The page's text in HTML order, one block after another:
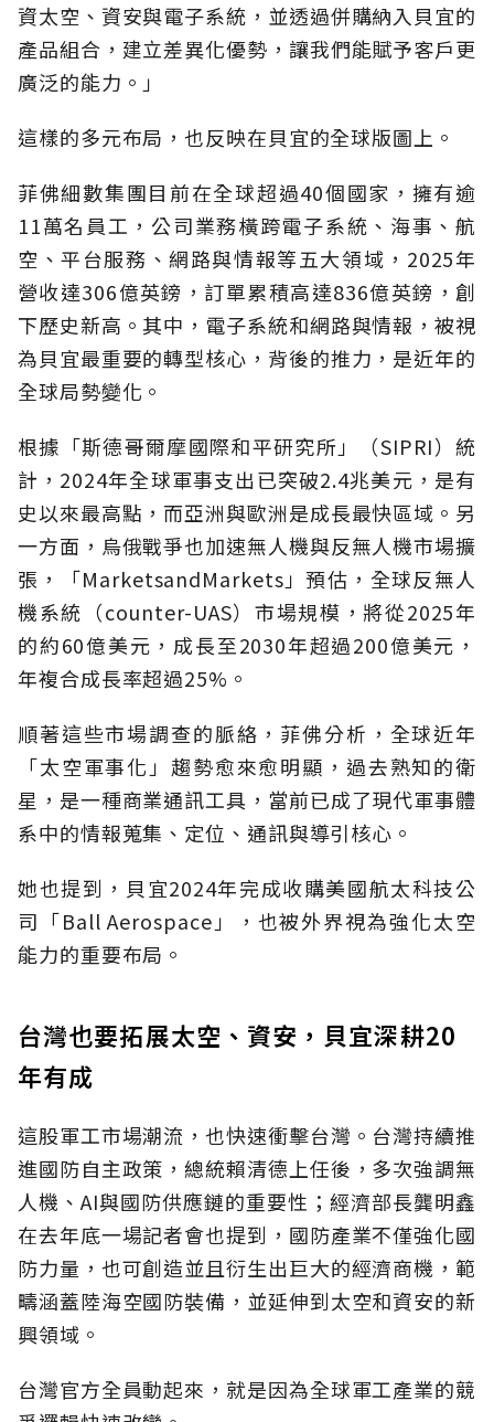
資太空、資安與電子系統，並透過併購納入貝宜的
產品組合，建立差異化優勢，讓我們能賦予客戶更
廣泛的能力。」
這樣的多元布局，也反映在貝宜的全球版圖上。
菲佛細數集團目前在全球超過40個國家，擁有逾
11萬名員工，公司業務橫跨電子系統、海事、航
空、平台服務、網路與情報等五大領域，2025年
營收達306億英鎊，訂單累積高達836億英鎊，創
下歷史新高。其中，電子系統和網路與情報，被視
為貝宜最重要的轉型核心，背後的推力，是近年的
全球局勢變化。
根據「斯德哥爾摩國際和平研究所」（SIPRI）統
計，2024年全球軍事支出已突破2.4兆美元，是有
史以來最高點，而亞洲與歐洲是成長最快區域。另
一方面，烏俄戰爭也加速無人機與反無人機市場擴
張，「MarketsandMarkets」預估，全球反無人
機系統（counter-UAS）市場規模，將從2025年
的約60億美元，成長至2030年超過200億美元，
年複合成長率超過25%。
順著這些市場調查的脈絡，菲佛分析，全球近年
「太空軍事化」趨勢愈來愈明顯，過去熟知的衛
星，是一種商業通訊工具，當前已成了現代軍事體
系中的情報蒐集、定位、通訊與導引核心。
她也提到，貝宜2024年完成收購美國航太科技公
司「Ball Aerospace」，也被外界視為強化太空
能力的重要布局。
台灣也要拓展太空、資安，貝宜深耕20
年有成
這股軍工市場潮流，也快速衝擊台灣。台灣持續推
進國防自主政策，總統賴清德上任後，多次強調無
人機、AI與國防供應鏈的重要性；經濟部長龔明鑫
在去年底一場記者會也提到，國防產業不僅強化國
防力量，也可創造並且衍生出巨大的經濟商機，範
疇涵蓋陸海空國防裝備，並延伸到太空和資安的新
興領域。
台灣官方全員動起來，就是因為全球軍工產業的競